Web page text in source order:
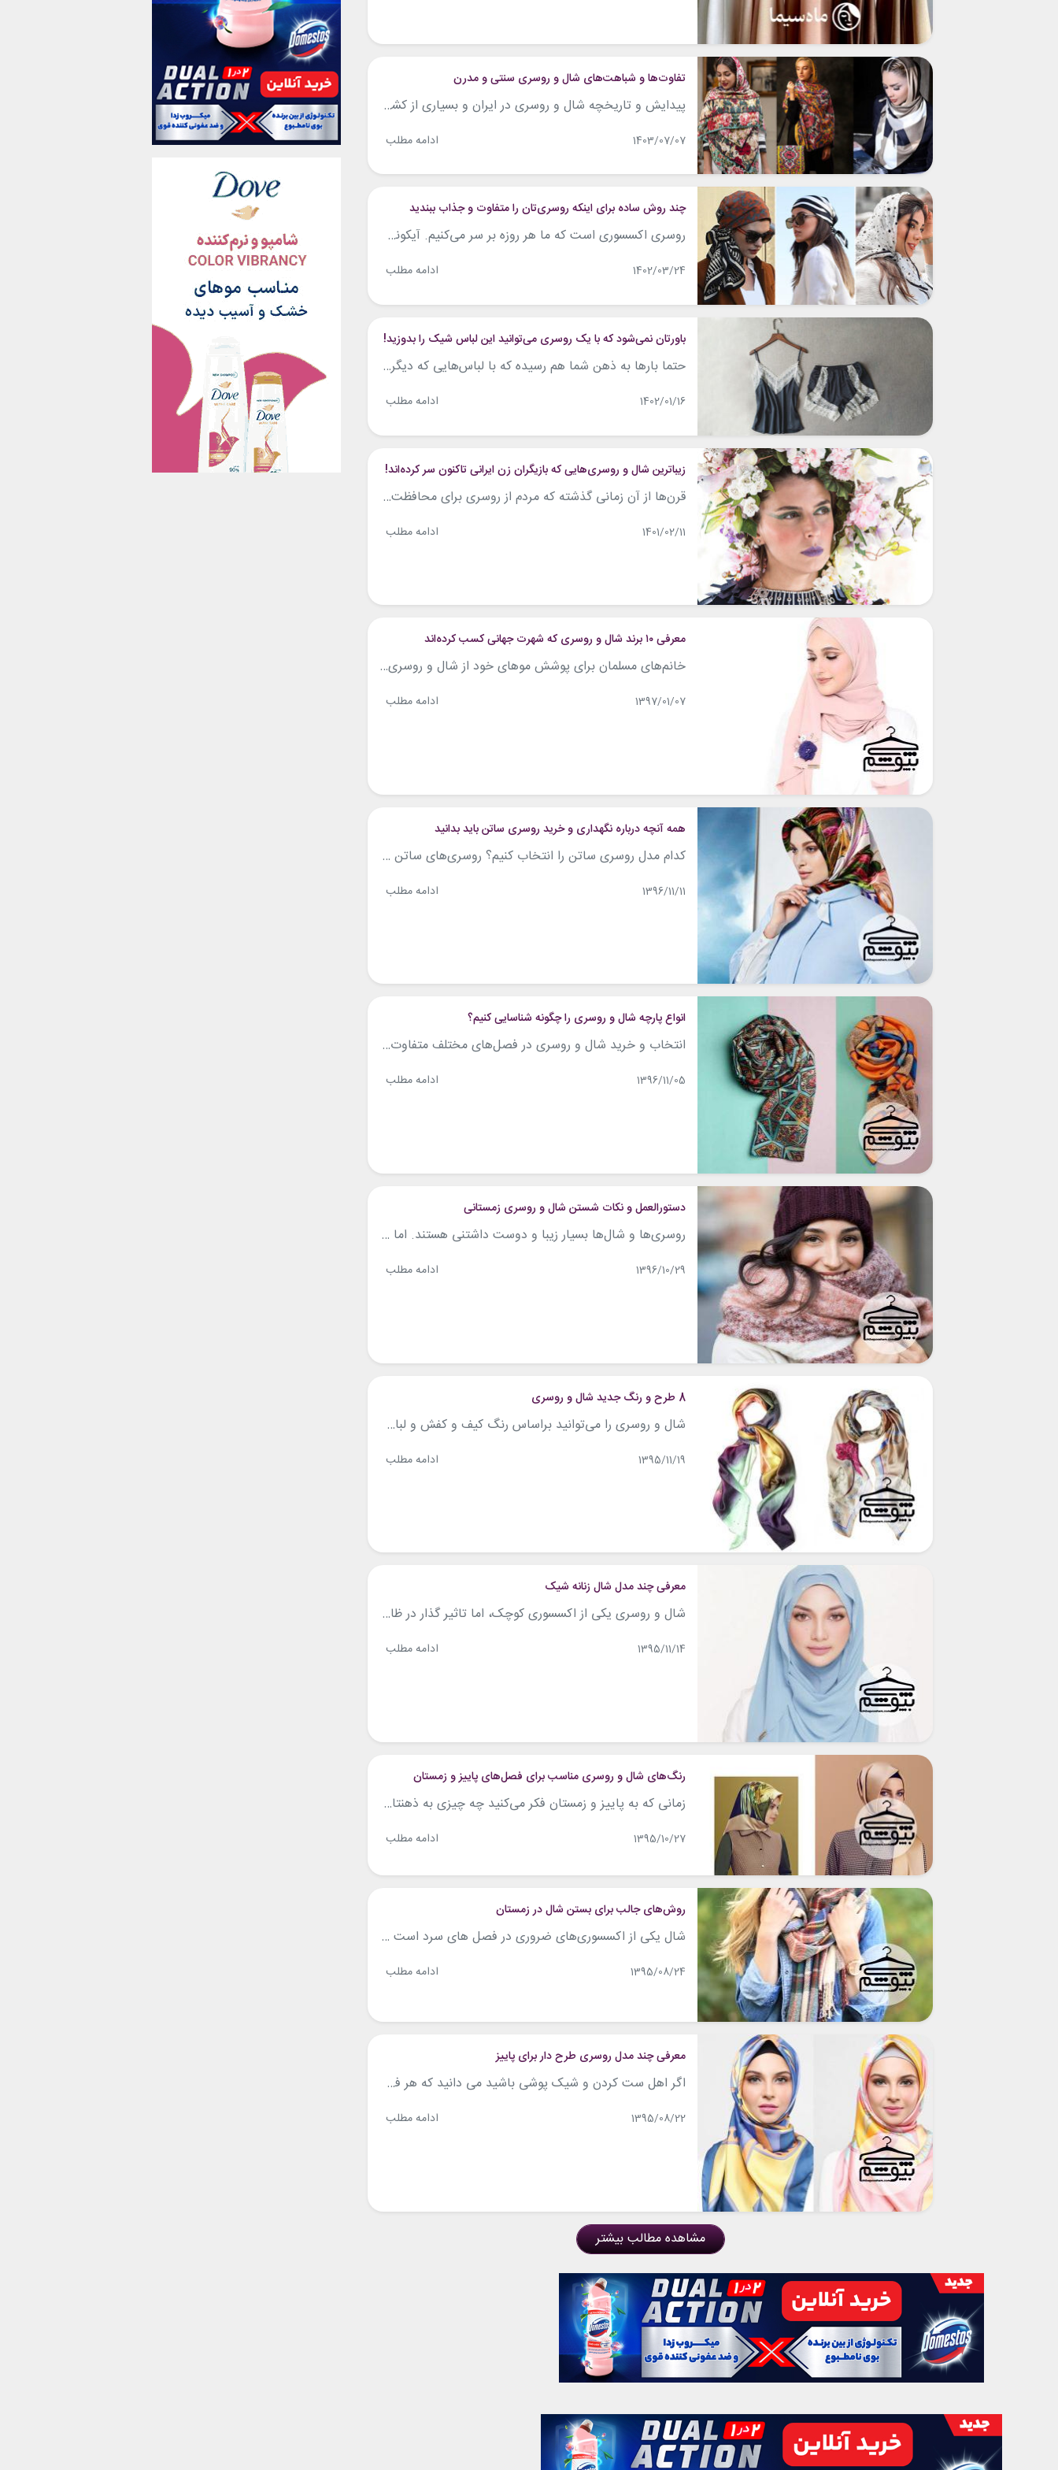
تفاوت‌ها و شباهت‌های شال و روسری سنتی و مدرن
پیدایش و تاریخچه شال و روسری در ایران و بسیاری از کشورهای اسلامی، مربوط به زمان ظهور اسلام است که بعدها در قرن ‌های 18 و 19 میلادی به کشور های اروپایی هم ظهور کرد. البته استفاده از شال و روسری در هر جای جهان به صورت متفاوتی استفاده می‌شود و استفاده از شال سنتی...
1403/07/07 ادامه مطلب
چند روش ساده برای اینکه روسری‌تان را متفاوت و جذاب ببندید
روسری اکسسوری است که ما هر روزه بر سر می‌کنیم. آیکونی می‌تواند استایل ما را به کلی تغییر دهد. برای آنکه بتوانیم متفاوت عمل کنیم خیلی خوب است که انواع مختلفی از نحوه روسری سر کردن را بلد باشیم. به طور کل برای آنکه بتوانیم بهترین مدل را انتخاب کنیم باید بدانیم کدام روسری مناسب...
1402/03/24 ادامه مطلب
باورتان نمی‌شود که با یک روسری می‌توانید این لباس شیک را بدوزید!
حتما بارها به ذهن شما هم رسیده که با لباس‌هایی که دیگر استفاده نمی‌کنید یا قسمتی از آن‌ها آسیب دیده، لباس جدیدی خلق کنید. حتما هم ویدئوهای زیادی دیده‌اید که با یک قیچی به سادگی مدل یک لباس یا حتی یک شال را عوض می‌کنند و لباس جدید و متفاوتی می‌سازند. کاربری در توییتر هم...
1402/01/16 ادامه مطلب
زیباترین شال و روسری‌هایی که بازیگران زن ایرانی تاکنون سر کرده‌اند!
قرن‌ها از آن زمانی گذشته که مردم از روسری برای محافظت موها در برابر سرما یا نور خورشید استفاده می‌کردند. حالا دیگر روسری در سراسر جهان به عنوان اکسسوری مورد استفاده می‌گیرد. در کشور ما که اسلام به عنوان دین رسمی پذیرفته و شناخته می‌شود، اصلی‌ترین کاربرد روسری حفظ حجاب است و البته همچنان اکسسوری...
1401/02/11 ادامه مطلب
معرفی ۱۰ برند شال و روسری که شهرت جهانی کسب کرده‌اند
خانم‌های مسلمان برای پوشش موهای خود از شال و روسری استفاده می‌کنند. ظرافت، طراحی زیبا و کیفیت از مهم‌ترین مواردی است که خانم‌های مسلمان به هنگام خرید شال و روسری به آن توجه می‌کنند. از آنجایی که شال و روسری جزو وسایلی است که هر خانمی در طی روز از آن بسیار استفاده می‌کند، تصمیم...
1397/01/07 ادامه مطلب
همه آنچه درباره نگهداری و خرید روسری ساتن باید بدانید
کدام مدل روسری ساتن را انتخاب کنیم؟ روسری‌های ساتن اکسسوری‌های لوکسی هستند که منطبق با سلیقه بسیاری از خانم‌ها هستند. تنها ایراد روسری‌های ساتن این است که نسبت به روسری‌های دیگر که از جنس پنبه و نخ هستند، بیشتر سر می‌خورند و ممکن است راحت نباشند. فاکتورهای زیادی در انتخاب یک روسری ساتن مناسب می‌توانند...
1396/11/11 ادامه مطلب
انواع پارچه شال و روسری را چگونه شناسایی کنیم؟
انتخاب و خرید شال و روسری در فصل‌های مختلف متفاوت خواهد بود. علت آن نیز کالا واضح است، تغییرات آب و هوایی باعث می‌شود اجناس مختلفی از شال و روسری را انتخاب کنید. انتخاب شما در روزهای گرم اینگونه است که: پارچه شال و روسری نازکتر و در روزهای سرد برعکس. انواع پارچه شال و روسری...
1396/11/05 ادامه مطلب
دستورالعمل و نکات شستن شال و روسری زمستانی
روسری‌ها و شال‌ها بسیار زیبا و دوست داشتنی هستند. اما اگر اهل مد و فشن باشید، می‌دانید که اگر بخواهید یک روسری یا شال باکیفیت تهیه کنید، باید هزینه زیادی بپردازید. حتما هم می‌دانید که شستن این شال و روسری در خانه، کار چندان آسانی نیست. با یک اشتباه کوچک ممکن است روسری‌تان خراب شود...
1396/10/29 ادامه مطلب
8 طرح و رنگ جدید شال و روسری
شال و روسری را می‌توانید براساس رنگ کیف و کفش و لباس خود ست نمایید. در این مقاله برای دادن ایده به شما 8 طرح و رنگ جدید شال و روسری را معرفی می‌کنیم. 1- مدل روسری ترکیب رنگ آبی و زرد در این روسری بسیار جذاب و جالب توجه است. این مدل روسری را نباید...
1395/11/19 ادامه مطلب
معرفی چند مدل شال زنانه شیک
شال و روسری یکی از اکسسوری کوچک، اما تاثیر گذار در ظاهر هر فردی است. روسری و شال از لحاظ قیمت نسبت به سایر لباس‌ها مناسب‌تر است بنابراین برای ایجاد تغییر در تیپ و ظاهر می‌توانیم از آن بهترین استفاده را داشته باشیم. در این مقاله به معرفی چند مدل شال زنانه شیک می‌پردازیم. اما قبل...
1395/11/14 ادامه مطلب
رنگ‌های شال و روسری مناسب برای فصل‌های پاییز و زمستان
زمانی که به پاییز و زمستان فکر می‌کنید چه چیزی به ذهنتان می‌رسد؟ رنگ‌ها و سایه‌های طلایی و کبود. پس برای انتخاب شال و روسری مناسب حتما به رنگ‌های این فصل دقت کنید. رنگ‌های شال و روسری مناسب برای فصل‌های پاییز و زمستان را در این مقاله به شما معرفی می‎کنیم. 1- ترکیب رنگ‌های روشن در...
1395/10/27 ادامه مطلب
روش‌های جالب برای بستن شال در زمستان
شال یکی از اکسسوری‌های ضروری در فصل های سرد است که علاوه بر کارکرد حفاظت در مقابل سرما نقش مهمی هم در تیپ و استایل شما دارد. شال‌های زمستانی که توسط خانم‌های ایرانی استفاده می‌شوند انواع مختلف دارند که برخی نازک تر و عریض تر و برخی ضخیم و کم عرض هستند که هر کدام...
1395/08/24 ادامه مطلب
معرفی چند مدل روسری طرح دار برای پاییز
اگر اهل ست کردن و شیک پوشی باشید می دانید که هر فصلی رنگ ها و طرح ها خاص خودش را می طلبد در این مقاله قصد داریم به معرفی چند مدل روسری طرح دار برای پاییز بپردازیم. با چی بپوشم همراه باشید. 1- روسری صورتی طرح دار اگر رنگ پوست‌تان روشن و یا گندم گون است...
1395/08/22 ادامه مطلب
مشاهده مطالب بیشتر